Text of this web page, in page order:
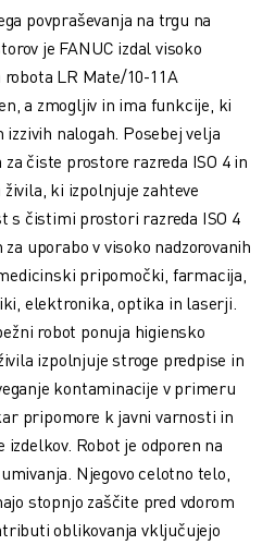
CNC
CENTRI CNC
ROBOSHOT
povpraševanja na trgu na
je FANUC izdal visoko
LR Mate/10-11A
a zmogljiv in ima funkcije, ki
nalogah. Posebej velja
čiste prostore razreda ISO 4 in
živila, ki izpolnjuje zahteve
s čistimi prostori razreda ISO 4
uporabo v visoko nadzorovanih
pripomočki, farmacija,
elektronika, optika in laserji.
robot ponuja higiensko
izpolnjuje stroge predpise in
kontaminacije v primeru
pripomore k javni varnosti in
Robot je odporen na
Njegovo celotno telo,
stopnjo zaščite pred vdorom
oblikovanja vključujejo